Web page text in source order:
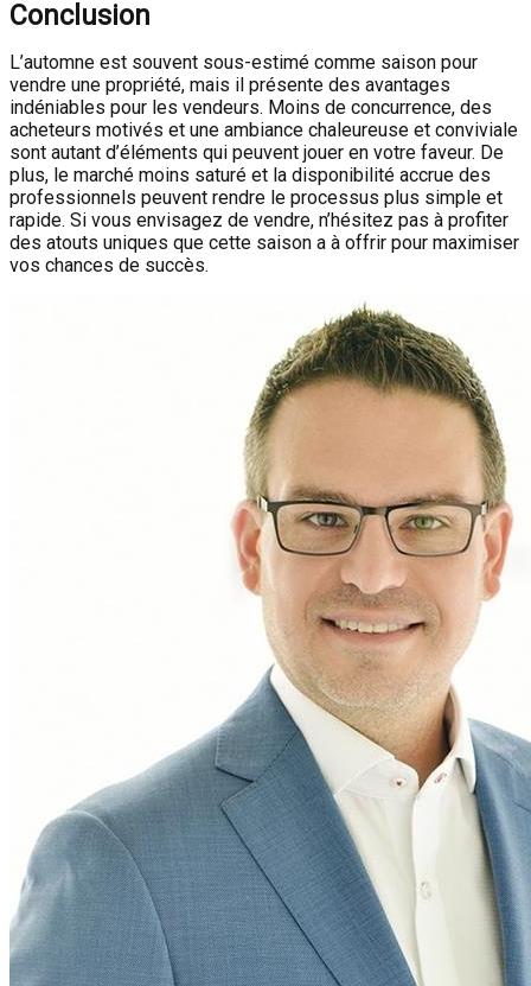
Conclusion
L’automne est souvent sous-estimé comme saison pour
vendre une propriété, mais il présente des avantages
indéniables pour les vendeurs. Moins de concurrence, des
acheteurs motivés et une ambiance chaleureuse et conviviale
sont autant d’éléments qui peuvent jouer en votre faveur. De
plus, le marché moins saturé et la disponibilité accrue des
professionnels peuvent rendre le processus plus simple et
rapide. Si vous envisagez de vendre, n’hésitez pas à profiter
des atouts uniques que cette saison a à offrir pour maximiser
vos chances de succès.